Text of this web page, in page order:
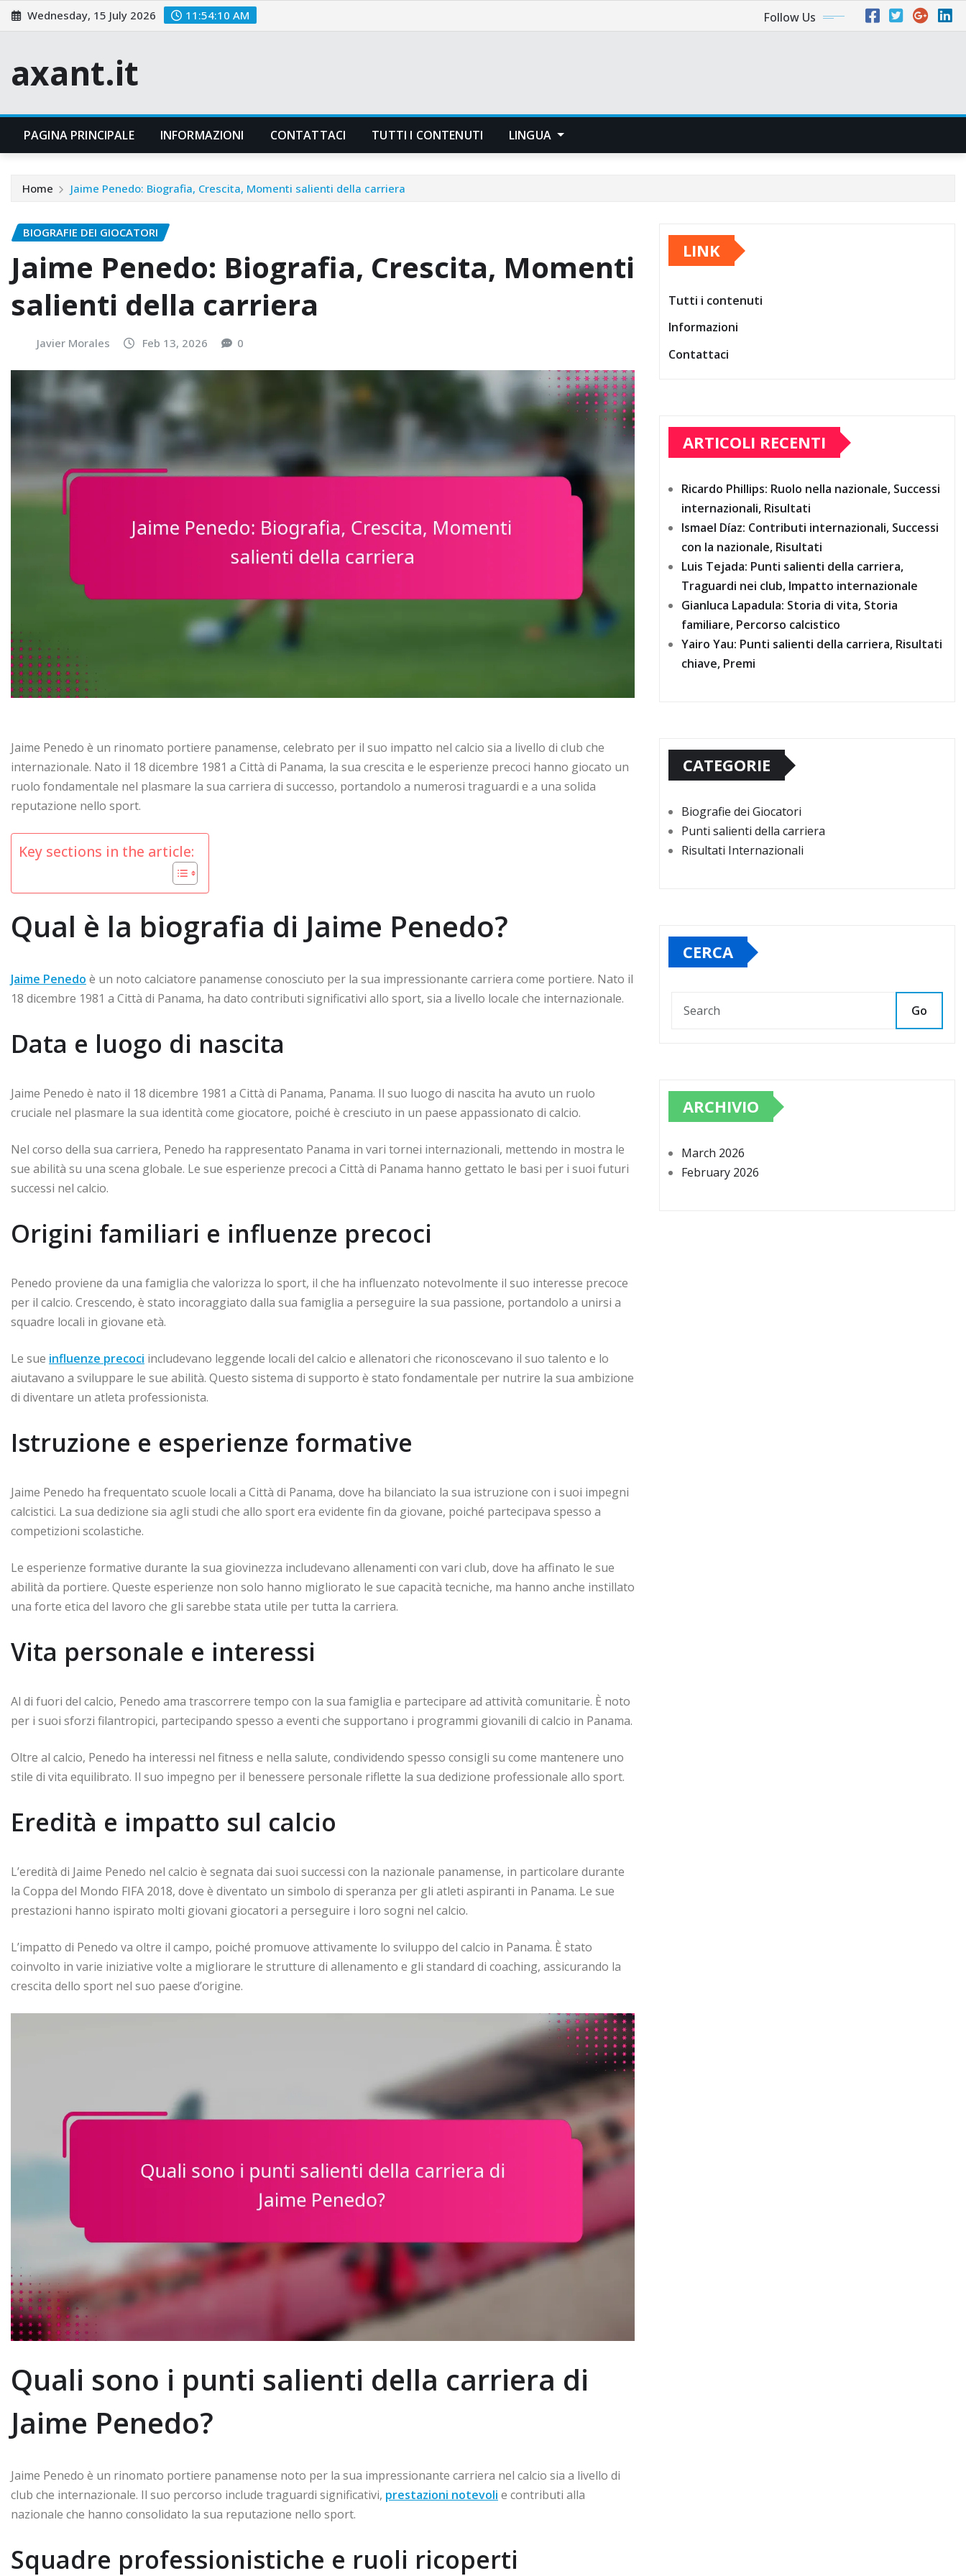
Skip
to
Wednesday, 15 July 2026 11:54:11 AM Follow Us
axant.it
PAGINA PRINCIPALE INFORMAZIONI CONTATTACI TUTTI I CONTENUTI LINGUA
Home Jaime Penedo: Biografia, Crescita, Momenti salienti della carriera
BIOGRAFIE DEI GIOCATORI
Jaime Penedo: Biografia, Crescita, Momenti
salienti della carriera
Javier Morales Feb 13, 2026 0
Jaime Penedo è un rinomato portiere panamense, celebrato per il suo impatto nel calcio sia a livello di club che
internazionale. Nato il 18 dicembre 1981 a Città di Panama, la sua crescita e le esperienze precoci hanno giocato un
ruolo fondamentale nel plasmare la sua carriera di successo, portandolo a numerosi traguardi e a una solida
reputazione nello sport.
Key sections in the article:
Qual è la biografia di Jaime Penedo?
Jaime Penedo è un noto calciatore panamense conosciuto per la sua impressionante carriera come portiere. Nato il
18 dicembre 1981 a Città di Panama, ha dato contributi significativi allo sport, sia a livello locale che internazionale.
Data e luogo di nascita
Jaime Penedo è nato il 18 dicembre 1981 a Città di Panama, Panama. Il suo luogo di nascita ha avuto un ruolo
cruciale nel plasmare la sua identità come giocatore, poiché è cresciuto in un paese appassionato di calcio.
Nel corso della sua carriera, Penedo ha rappresentato Panama in vari tornei internazionali, mettendo in mostra le
sue abilità su una scena globale. Le sue esperienze precoci a Città di Panama hanno gettato le basi per i suoi futuri
successi nel calcio.
Origini familiari e influenze precoci
Penedo proviene da una famiglia che valorizza lo sport, il che ha influenzato notevolmente il suo interesse precoce
per il calcio. Crescendo, è stato incoraggiato dalla sua famiglia a perseguire la sua passione, portandolo a unirsi a
squadre locali in giovane età.
Le sue influenze precoci includevano leggende locali del calcio e allenatori che riconoscevano il suo talento e lo
aiutavano a sviluppare le sue abilità. Questo sistema di supporto è stato fondamentale per nutrire la sua ambizione
di diventare un atleta professionista.
Istruzione e esperienze formative
Jaime Penedo ha frequentato scuole locali a Città di Panama, dove ha bilanciato la sua istruzione con i suoi impegni
calcistici. La sua dedizione sia agli studi che allo sport era evidente fin da giovane, poiché partecipava spesso a
competizioni scolastiche.
Le esperienze formative durante la sua giovinezza includevano allenamenti con vari club, dove ha affinato le sue
abilità da portiere. Queste esperienze non solo hanno migliorato le sue capacità tecniche, ma hanno anche instillato
una forte etica del lavoro che gli sarebbe stata utile per tutta la carriera.
Vita personale e interessi
Al di fuori del calcio, Penedo ama trascorrere tempo con la sua famiglia e partecipare ad attività comunitarie. È noto
per i suoi sforzi filantropici, partecipando spesso a eventi che supportano i programmi giovanili di calcio in Panama.
Oltre al calcio, Penedo ha interessi nel fitness e nella salute, condividendo spesso consigli su come mantenere uno
stile di vita equilibrato. Il suo impegno per il benessere personale riflette la sua dedizione professionale allo sport.
Eredità e impatto sul calcio
L’eredità di Jaime Penedo nel calcio è segnata dai suoi successi con la nazionale panamense, in particolare durante
la Coppa del Mondo FIFA 2018, dove è diventato un simbolo di speranza per gli atleti aspiranti in Panama. Le sue
prestazioni hanno ispirato molti giovani giocatori a perseguire i loro sogni nel calcio.
L’impatto di Penedo va oltre il campo, poiché promuove attivamente lo sviluppo del calcio in Panama. È stato
coinvolto in varie iniziative volte a migliorare le strutture di allenamento e gli standard di coaching, assicurando la
crescita dello sport nel suo paese d’origine.
Quali sono i punti salienti della carriera di
Jaime Penedo?
Jaime Penedo è un rinomato portiere panamense noto per la sua impressionante carriera nel calcio sia a livello di
club che internazionale. Il suo percorso include traguardi significativi, prestazioni notevoli e contributi alla
nazionale che hanno consolidato la sua reputazione nello sport.
Squadre professionistiche e ruoli ricoperti
LINK
Tutti i contenuti
Informazioni
Contattaci
ARTICOLI RECENTI
Ricardo Phillips: Ruolo nella nazionale, Successi
internazionali, Risultati
Ismael Díaz: Contributi internazionali, Successi
con la nazionale, Risultati
Luis Tejada: Punti salienti della carriera,
Traguardi nei club, Impatto internazionale
Gianluca Lapadula: Storia di vita, Storia
familiare, Percorso calcistico
Yairo Yau: Punti salienti della carriera, Risultati
chiave, Premi
CATEGORIE
Biografie dei Giocatori
Punti salienti della carriera
Risultati Internazionali
CERCA
Go
ARCHIVIO
March 2026
February 2026